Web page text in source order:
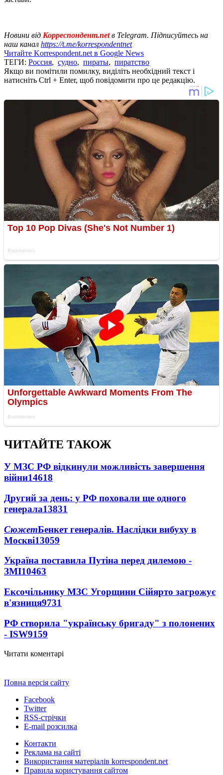
Новини від Корреспондент.netв Telegram. Підписуйтесь на
наш канал https://t.me/korrespondentnet
Читайте Korrespondent.net в Google News
ТЕГИ: Россия, судно, пираты, пиратство
Якщо ви помітили помилку, виділіть необхідний текст і
натисніть Ctrl + Enter, щоб повідомити про це редакцію.
ЧИТАЙТЕ ТАКОЖ
У МЗС РФ відкинули можливість завершення
війни14618
Другий за день: у РФ поховали ще одного
генерала13831
СюжетБенкет генералів. Наслідки вибуху в
Москві13059
Україна поставила Путіна перед дилемою -
ЗМІ10463
Ексочільнику МЗС Угорщини Сійярто загрожує
в'язниця9731
РФ створила "українську бригаду" з полонених
- ISW9159
Читати коментарі
Повна версія сайту
Facebook
Twitter
RSS-стрічки
E-mail розсилка
Контакти
Реклама на сайті
Використання матеріалів korrespondent.net
Правила користування сайтом